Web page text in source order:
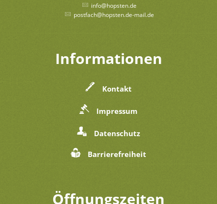
info@hopsten.de
postfach@hopsten.de-mail.de
Informationen
Kontakt
Impressum
Datenschutz
Barrierefreiheit
Öffnungszeiten